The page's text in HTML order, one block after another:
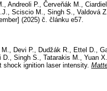
Andreoli P., Červeňák M.,
Sciscio M., Singh S., Valdová
(2025) č. článku e57.
Devi P., Dudžák R., Ettel D.,
D., Singh S., Tatarakis M.,
shock ignition laser intensity.